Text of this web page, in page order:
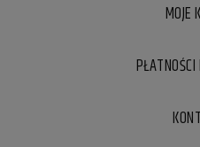
MOJE